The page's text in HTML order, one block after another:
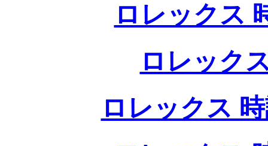
ロレックス
ロレック
ロレックス